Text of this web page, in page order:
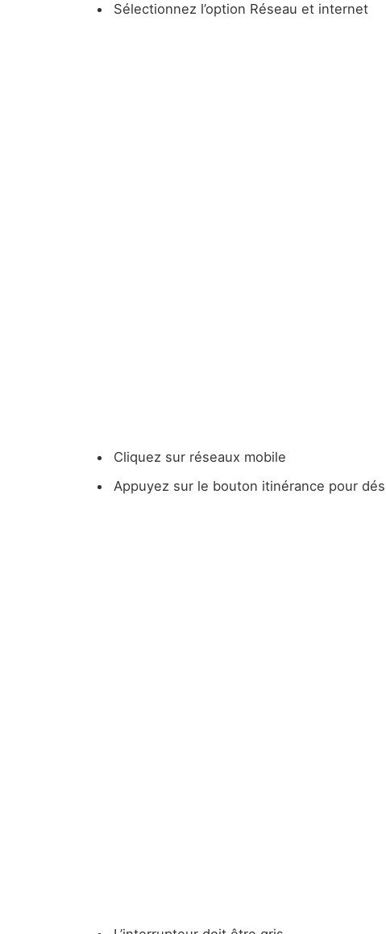
Sélectionnez l’option Réseau et internet
Cliquez sur réseaux mobile
Appuyez sur le bouton itinérance pour